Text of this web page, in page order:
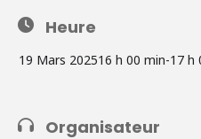
Heure
19 Mars 202516 h 00 min-17 h
Organisateur